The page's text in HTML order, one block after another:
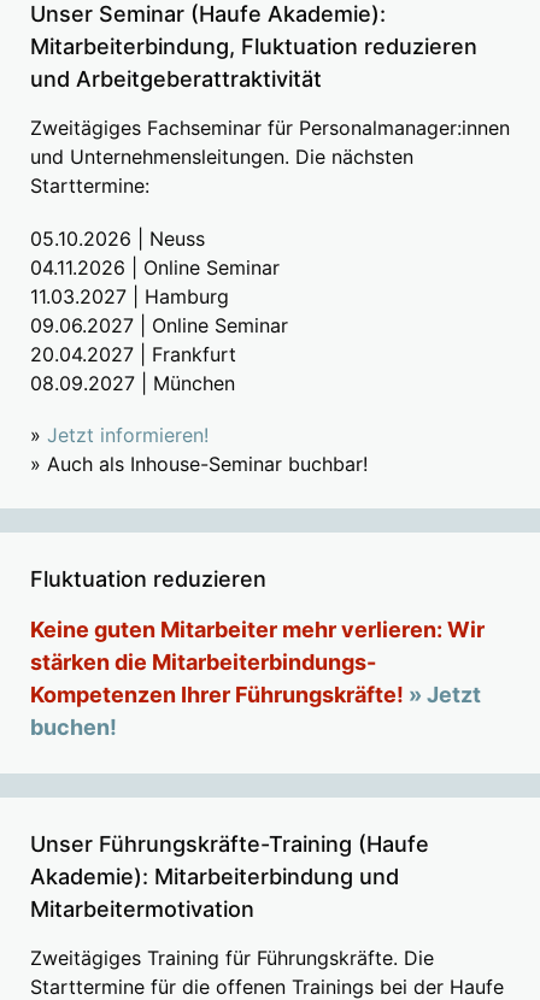
Unser Seminar (Haufe Akademie):
Mitarbeiterbindung, Fluktuation reduzieren
und Arbeitgeberattraktivität
Zweitägiges Fachseminar für Personalmanager:innen
und Unternehmensleitungen. Die nächsten
Starttermine:
05.10.2026 | Neuss
04.11.2026 | Online Seminar
11.03.2027 | Hamburg
09.06.2027 | Online Seminar
20.04.2027 | Frankfurt
08.09.2027 | München
» Jetzt informieren!
» Auch als Inhouse-Seminar buchbar!
Fluktuation reduzieren
Keine guten Mitarbeiter mehr verlieren: Wir
stärken die Mitarbeiterbindungs-
Kompetenzen Ihrer Führungskräfte! » Jetzt
buchen!
Unser Führungskräfte-Training (Haufe
Akademie): Mitarbeiterbindung und
Mitarbeitermotivation
Zweitägiges Training für Führungskräfte. Die
Starttermine für die offenen Trainings bei der Haufe